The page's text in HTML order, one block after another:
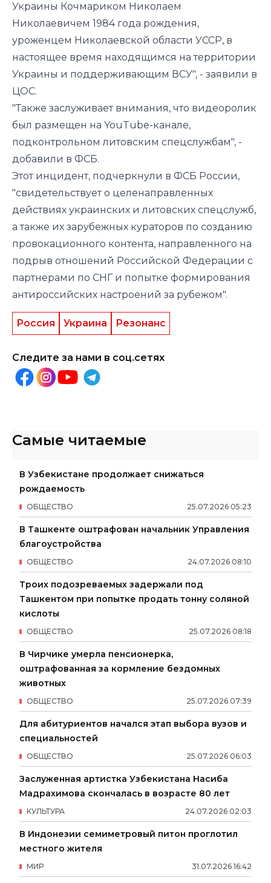
Украины Кочмариком Николаем
Николаевичем 1984 года рождения,
уроженцем Николаевской области УССР, в
настоящее время находящимся на территории
Украины и поддерживающим ВСУ", - заявили в
ЦОС.
"Также заслуживает внимания, что видеоролик
был размещен на YouTube-канале,
подконтрольном литовским спецслужбам", -
добавили в ФСБ.
Этот инцидент, подчеркнули в ФСБ России,
"свидетельствует о целенаправленных
действиях украинских и литовских спецслужб,
а также их зарубежных кураторов по созданию
провокационного контента, направленного на
подрыв отношений Российской Федерации с
партнерами по СНГ и попытке формирования
антироссийских настроений за рубежом".
Россия Украина Резонанс
Следите за нами в соц.сетях
Самые читаемые
В Узбекистане продолжает снижаться
рождаемость
25.07.2026 05:23
ОБЩЕСТВО
В Ташкенте оштрафован начальник Управления
благоустройства
24.07.2026 08:10
ОБЩЕСТВО
Троих подозреваемых задержали под
Ташкентом при попытке продать тонну соляной
кислоты
25.07.2026 08:18
ОБЩЕСТВО
В Чирчике умерла пенсионерка,
оштрафованная за кормление бездомных
животных
25.07.2026 07:39
ОБЩЕСТВО
Для абитуриентов начался этап выбора вузов и
специальностей
25.07.2026 06:03
ОБЩЕСТВО
Заслуженная артистка Узбекистана Насиба
Мадрахимова скончалась в возрасте 80 лет
24.07.2026 02:03
КУЛЬТУРА
В Индонезии семиметровый питон проглотил
местного жителя
31.07.2026 16:42
МИР